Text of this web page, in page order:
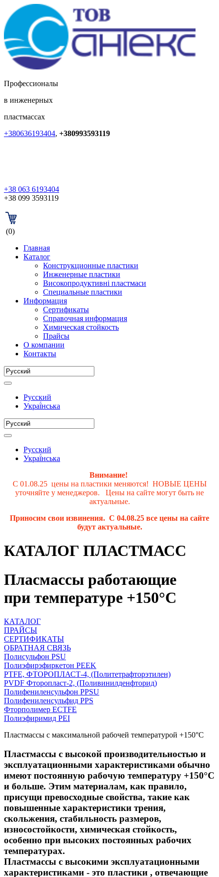
Профессионалы
в инженерных
пластмассах
+380636193404, +380993593119
+38 063 6193404
+38 099 3593119
(0)
Главная
Каталог
Конструкционные пластики
Инженерные пластики
Високопродуктивні пластмаси
Специальные пластики
Информация
Сертификаты
Справочная информация
Химическая стойкость
Прайсы
О компании
Контакты
Русский
Украї́нська
Русский
Украї́нська
Внимание!
С 01.08.25 цены на пластики меняются! НОВЫЕ ЦЕНЫ
уточняйте у менеджеров. Цены на сайте могут быть не
актуальные.
Приносим свои извинения. С 04.08.25 все цены на сайте
будут актуальные.
КАТАЛОГ ПЛАСТМАСС
Пласмассы работающие
при температуре +150°С
КАТАЛОГ
ПРАЙСЫ
СЕРТИФИКАТЫ
ОБРАТНАЯ СВЯЗЬ
Полисульфон PSU
Полиэфирэфиркетон PEEK
PTFE, ФТОРОПЛАСТ-4, (Политетрафторэтилен)
PVDF Фторопласт-2, (Поливинилденфторид)
Полифениленсульфон PPSU
Полифениленсульфид PPS
Фторполимер ECTFE
Полиэфиримид PEI
Пластмассы с максимальной рабочей температурой +150°С
Пластмассы с высокой производительностью и
эксплуатационными характеристиками обычно
имеют постоянную рабочую температуру +150°C
и больше. Этим материалам, как правило,
присущи превосходные свойства, такие как
повышенные характеристики трения,
скольжения, стабильность размеров,
износостойкости, химическая стойкость,
особенно при высоких постоянных рабочих
температурах.
Пластмассы с высокими эксплуатационными
характеристиками - это пластики , отвечающие